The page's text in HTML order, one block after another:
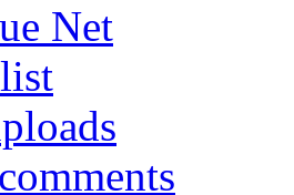
Net